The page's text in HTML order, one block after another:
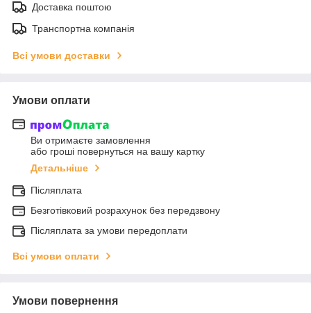
Доставка поштою
Транспортна компанія
Всі умови доставки
Умови оплати
Ви отримаєте замовлення
або гроші повернуться на вашу картку
Детальніше
Післяплата
Безготівковий розрахунок без передзвону
Післяплата за умови передоплати
Всі умови оплати
Умови повернення